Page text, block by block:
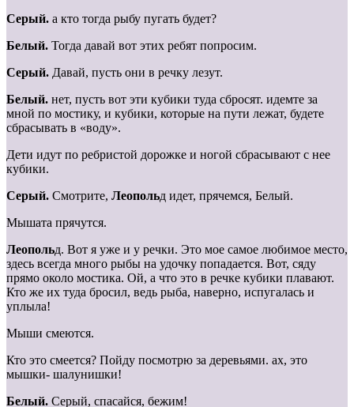
Серый. а кто тогда рыбу пугать будет?
Белый. Тогда давай вот этих ребят попросим.
Серый. Давай, пусть они в речку лезут.
Белый. нет, пусть вот эти кубики туда сбросят. идемте за
мной по мостику, и кубики, которые на пути лежат, будете
сбрасывать в «воду».
Дети идут по ребристой дорожке и ногой сбрасывают с нее
кубики.
Серый. Смотрите, Леопольд идет, прячемся, Белый.
Мышата прячутся.
Леопольд. Вот я уже и у речки. Это мое самое любимое место,
здесь всегда много рыбы на удочку попадается. Вот, сяду
прямо около мостика. Ой, а что это в речке кубики плавают.
Кто же их туда бросил, ведь рыба, наверно, испугалась и
уплыла!
Мыши смеются.
Кто это смеется? Пойду посмотрю за деревьями. ах, это
мышки- шалунишки!
Белый. Серый, спасайся, бежим!